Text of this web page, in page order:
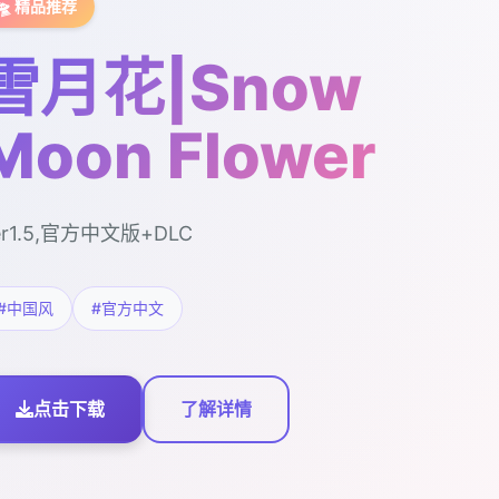
精品推荐
月花|Snow
Flower
官方中文版+DLC
中国风 #官方中文
点击下载 了解详情